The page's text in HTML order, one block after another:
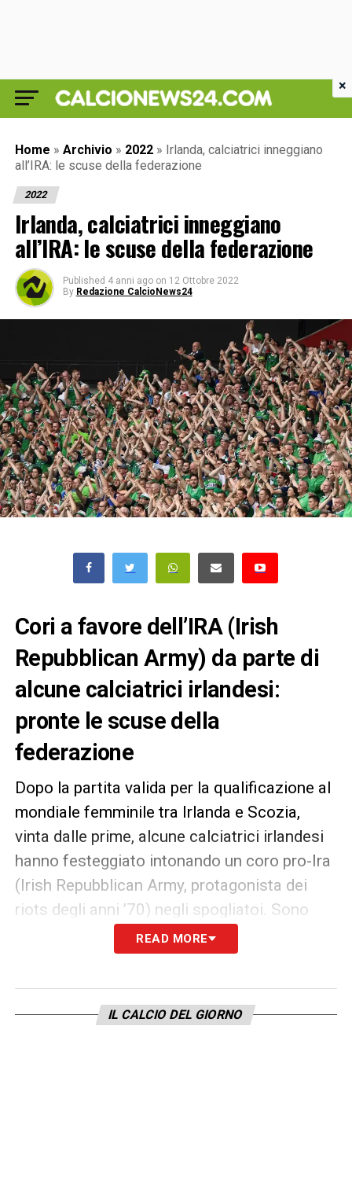
Home » Archivio » 2022 » Irlanda, calciatrici inneggiano
all’IRA: le scuse della federazione
2022
Irlanda, calciatrici inneggiano
all’IRA: le scuse della federazione
Published 4 anni ago on 12 Ottobre 2022
By Redazione CalcioNews24
Cori a favore dell’IRA (Irish
Repubblican Army) da parte di
alcune calciatrici irlandesi:
pronte le scuse della
federazione
Dopo la partita valida per la qualificazione al
mondiale femminile tra Irlanda e Scozia,
vinta dalle prime, alcune calciatrici irlandesi
hanno festeggiato intonando un coro pro-Ira
(Irish Repubblican Army, protagonista dei
riots degli anni ’70) negli spogliatoi. Sono
arrivate prontamente le scuse
Federcalcio irlandesee del
Ci scusiamo dal profondo dei nostri cuori a
READ MORE
IL CALCIO DEL GIORNO
×